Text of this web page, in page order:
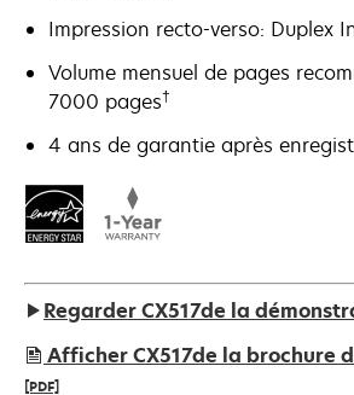
Impression recto-verso: Duplex
Volume mensuel de pages
7000 pages†
4 ans de garantie après
Regarder CX517de la
Afficher CX517de la brochure
[PDF]